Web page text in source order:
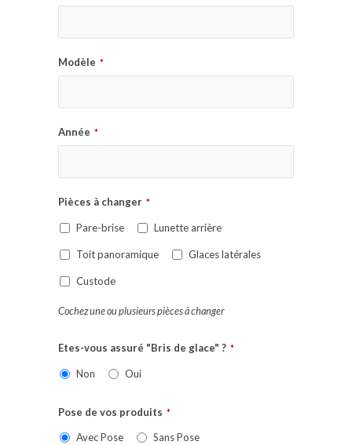
Modèle *
Année *
Pièces à changer *
Pare-brise Lunette arrière
Toit panoramique Glaces latérales
Custode
Cochez une ou plusieurs pièces à changer
Etes-vous assuré "Bris de glace" ? *
Non Oui
Pose de vos produits *
Avec Pose Sans Pose